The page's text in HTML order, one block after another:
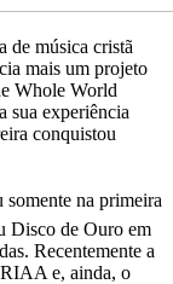
de música cristã
mais um projeto
Whole World
sua experiência
conquistou
somente na primeira
Disco de Ouro em
Recentemente a
e, ainda, o